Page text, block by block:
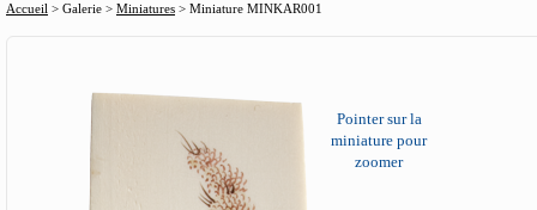
Accueil > Galerie > Miniatures > Miniature MINKAR001
Pointer sur la
miniature pour
zoomer